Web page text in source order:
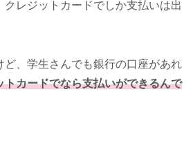
クレジットカードでしか支払いは出
ど、学生さんでも銀行の口座があれ
トカードでなら支払いができるんで